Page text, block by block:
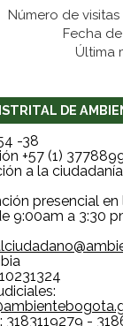
Número de
Fecha
Última
DE
-38
+57 (1)
a la
presencial
9:00am a 3:30
3183119279 -